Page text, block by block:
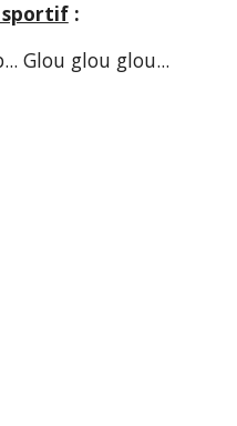
:
Glou glou glou...